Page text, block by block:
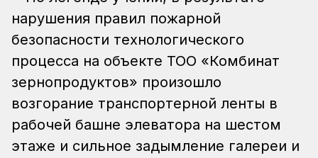
нарушения правил пожарной
безопасности технологического
процесса на объекте ТОО «Комбинат
зернопродуктов» произошло
возгорание транспортерной ленты в
рабочей башне элеватора на шестом
этаже и сильное задымление галереи и